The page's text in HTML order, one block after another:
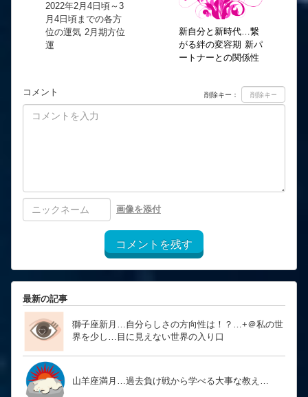
2022年2月4日頃～3
月4日頃までの各方
位の運気 2月期方位
運
新自分と新時代…繋
がる絆の変容期 新パ
ートナーとの関係性
コメント 削除キー：
画像を添付
コメントを残す
最新の記事
獅子座新月…自分らしさの方向性は！？… ​​​​​​​+＠私の世
界を少し…目に見えない世界の入り口
山羊座満月…過去負け戦から学べる大事な教え…